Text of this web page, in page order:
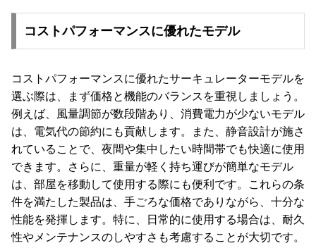
コストパフォーマンスに優れたモデル
コストパフォーマンスに優れたサーキュレーターモデルを
選ぶ際は、まず価格と機能のバランスを重視しましょう。
例えば、風量調節が数段階あり、消費電力が少ないモデル
は、電気代の節約にも貢献します。また、静音設計が施さ
れていることで、夜間や集中したい時間帯でも快適に使用
できます。さらに、重量が軽く持ち運びが簡単なモデル
は、部屋を移動して使用する際にも便利です。これらの条
件を満たした製品は、手ごろな価格でありながら、十分な
性能を発揮します。特に、日常的に使用する場合は、耐久
性やメンテナンスのしやすさも考慮することが大切です。